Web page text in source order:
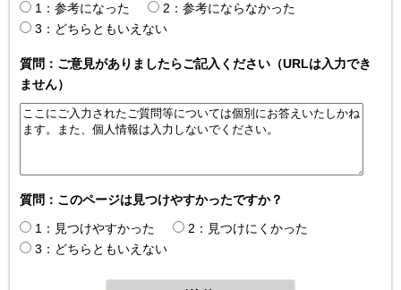
1：参考になった
2：参考にならなかった
3：どちらともいえない
質問：ご意見がありましたらご記入ください（URLは入力でき
ません）
質問：このページは見つけやすかったですか？
1：見つけやすかった
2：見つけにくかった
3：どちらともいえない